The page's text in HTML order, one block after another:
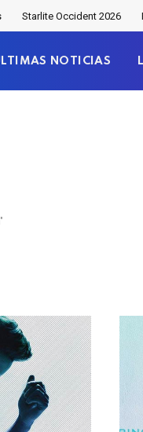
Starlite Occident 2026
NOTICIAS